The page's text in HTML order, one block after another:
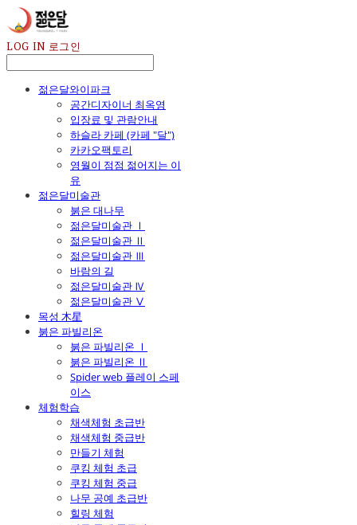
LOG IN 로그인
젊은달와이파크
공간디자이너 최옥영
입장료 및 관람안내
하슬라 카페 (카페 "달")
카카오팩토리
영월이 점점 젊어지는 이
유
젊은달미술관
붉은 대나무
젊은달미술관 Ⅰ
젊은달미술관 Ⅱ
젊은달미술관 Ⅲ
바람의 길
젊은달미술관 Ⅳ
젊은달미술관 Ⅴ
목성 木星
붉은 파빌리온
붉은 파빌리온 Ⅰ
붉은 파빌리온 Ⅱ
Spider web 플레이 스페
이스
체험학습
채색체험 초급반
채색체험 중급반
만들기 체험
쿠킹 체험 초급
쿠킹 체험 중급
나무 공예 초급반
힐링 체험